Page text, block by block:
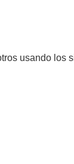
usando los